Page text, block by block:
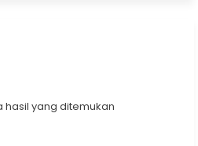
hasil yang ditemukan